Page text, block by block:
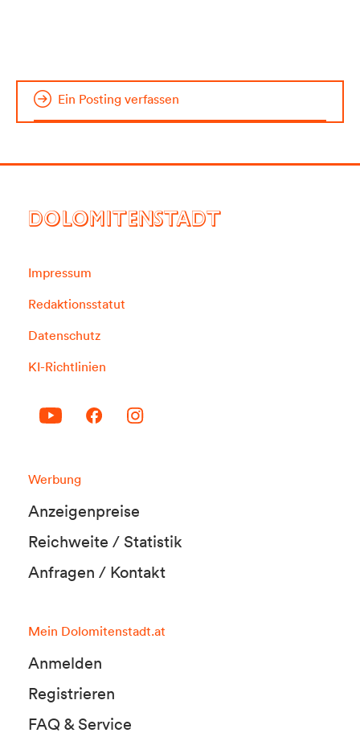
Ein Posting verfassen
DOLOMITENSTADT
Impressum
Redaktionsstatut
Datenschutz
KI-Richtlinien
Werbung
Anzeigenpreise
Reichweite / Statistik
Anfragen / Kontakt
Mein Dolomitenstadt.at
Anmelden
Registrieren
FAQ & Service